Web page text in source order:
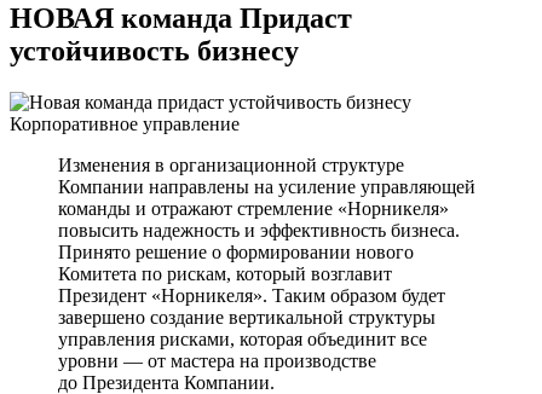
НОВАЯ команда Придаст
устойчивость бизнесу
Корпоративное управление
Изменения в организационной структуре
Компании направлены на усиление управляющей
команды и отражают стремление «Норникеля»
повысить надежность и эффективность бизнеса.
Принято решение о формировании нового
Комитета по рискам, который возглавит
Президент «Норникеля». Таким образом будет
завершено создание вертикальной структуры
управления рисками, которая объединит все
уровни — от мастера на производстве
до Президента Компании.